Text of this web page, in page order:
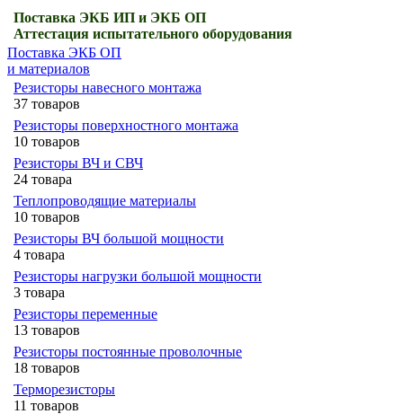
Поставка ЭКБ ИП и ЭКБ ОП
Аттестация испытательного оборудования
Поставка ЭКБ ОП
и материалов
Резисторы навесного монтажа
37 товаров
Резисторы поверхностного монтажа
10 товаров
Резисторы ВЧ и СВЧ
24 товара
Теплопроводящие материалы
10 товаров
Резисторы ВЧ большой мощности
4 товара
Резисторы нагрузки большой мощности
3 товара
Резисторы переменные
13 товаров
Резисторы постоянные проволочные
18 товаров
Терморезисторы
11 товаров